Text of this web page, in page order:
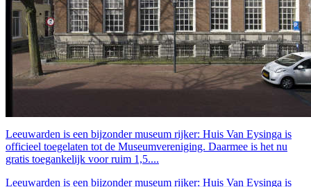
Leeuwarden is een bijzonder museum rijker: Huis Van Eysinga is
officieel toegelaten tot de Museumvereniging. Daarmee is het nu
gratis toegankelijk voor ruim 1,5....
Leeuwarden is een bijzonder museum rijker: Huis Van Eysinga is